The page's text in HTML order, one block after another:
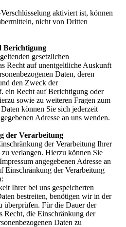
aktiviert ist, können
nicht von Dritten
Berichtigung
gesetzlichen
Recht auf unentgeltliche Auskunft
Daten, deren
den Zweck der
ein Recht auf Berichtigung oder
sowie zu weiteren Fragen zum
können Sie sich jederzeit
Adresse an uns wenden.
der Verarbeitung
der Verarbeitung Ihrer
zu verlangen. Hierzu können Sie
angegebenen Adresse an
Einschränkung der Verarbeitung
Ihrer bei uns gespeicherten
bestreiten, benötigen wir in der
überprüfen. Für die Dauer der
Recht, die Einschränkung der
Daten zu